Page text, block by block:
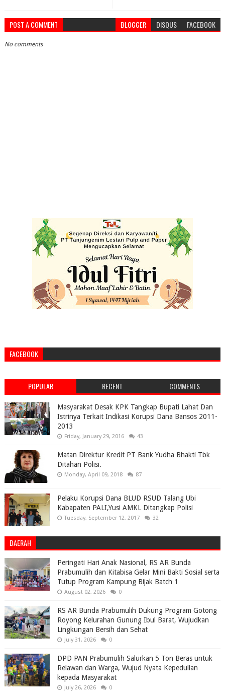
POST A COMMENT BLOGGER DISQUS FACEBOOK
No comments
FACEBOOK
POPULAR RECENT COMMENTS
Masyarakat Desak KPK Tangkap Bupati Lahat Dan
Istrinya Terkait Indikasi Korupsi Dana Bansos 2011-
2013
Friday, January 29, 2016 43
Matan Direktur Kredit PT Bank Yudha Bhakti Tbk
Ditahan Polisi.
Monday, April 09, 2018 87
Pelaku Korupsi Dana BLUD RSUD Talang Ubi
Kabapaten PALI,Yusi AMKL Ditangkap Polisi
Tuesday, September 12, 2017 32
DAERAH
Peringati Hari Anak Nasional, RS AR Bunda
Prabumulih dan Kitabisa Gelar Mini Bakti Sosial serta
Tutup Program Kampung Bijak Batch 1
August 02, 2026 0
RS AR Bunda Prabumulih Dukung Program Gotong
Royong Kelurahan Gunung Ibul Barat, Wujudkan
Lingkungan Bersih dan Sehat
July 31, 2026 0
DPD PAN Prabumulih Salurkan 5 Ton Beras untuk
Relawan dan Warga, Wujud Nyata Kepedulian
kepada Masyarakat
July 26, 2026 0